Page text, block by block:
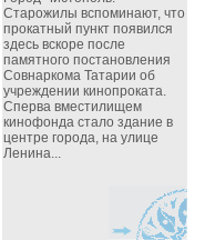
Старожилы вспоминают, что
прокатный пункт появился
здесь вскоре после
памятного постановления
Совнаркома Татарии об
учреждении кинопроката.
Сперва вместилищем
кинофонда стало здание в
центре города, на улице
Ленина...